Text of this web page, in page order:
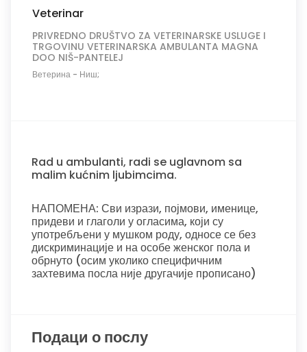
Veterinar
PRIVREDNO DRUŠTVO ZA VETERINARSKE USLUGE I
TRGOVINU VETERINARSKA AMBULANTA MAGNA
DOO NIŠ-PANTELEJ
Ветерина - Ниш;
Rad u ambulanti, radi se uglavnom sa
malim kućnim ljubimcima.
НАПОМЕНА: Сви изрази, појмови, именице,
придеви и глаголи у огласима, који су
употребљени у мушком роду, односе се без
дискриминације и на особе женског пола и
обрнуто (осим уколико специфичним
захтевима посла није другачије прописано)
Подаци о послу